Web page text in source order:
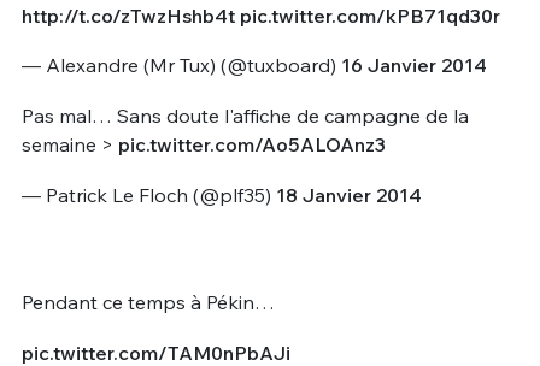
http://t.co/zTwzHshb4t pic.twitter.com/kPB71qd30r
— Alexandre (Mr Tux) (@tuxboard) 16 Janvier 2014
Pas mal… Sans doute l'affiche de campagne de la
semaine > pic.twitter.com/Ao5ALOAnz3
— Patrick Le Floch (@plf35) 18 Janvier 2014
Pendant ce temps à Pékin…
pic.twitter.com/TAM0nPbAJi